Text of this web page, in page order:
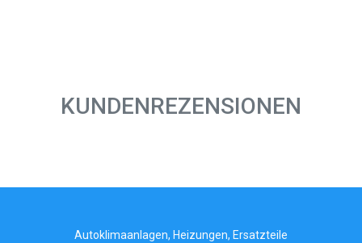
KUNDENREZENSIONEN
Autoklimaanlagen, Heizungen, Ersatzteile